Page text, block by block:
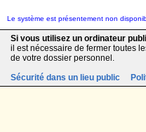
Le système est présentement non
Si vous utilisez un ordinateur
il est nécessaire de fermer toutes
de votre dossier personnel.
Sécurité dans un lieu public